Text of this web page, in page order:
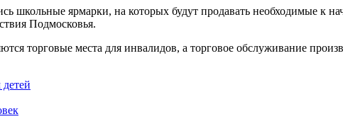
школьные ярмарки, на которых будут продавать необходимые к
Подмосковья.
торговые места для инвалидов, а торговое обслуживание